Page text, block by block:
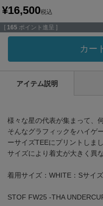
¥16,500税込
[ 165 ポイント進呈 ]
カー
アイテム説明
様々な星の代表が集まって、
そんなグラフィックをハイゲ
ーサイズTEEにプリントしまし
サイズにより着丈が大きく異
着用サイズ：WHITE：Sサイ
STOF FW25 -THA